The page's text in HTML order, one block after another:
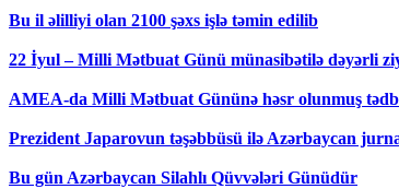
Bu il əlilliyi olan 2100 şəxs işlə təmin edilib
22 İyul – Milli Mətbuat Günü münasibətilə dəyərli
AMEA-da Milli Mətbuat Gününə həsr olunmuş
Prezident Japarovun təşəbbüsü ilə Azərbaycan
Bu gün Azərbaycan Silahlı Qüvvələri Günüdür